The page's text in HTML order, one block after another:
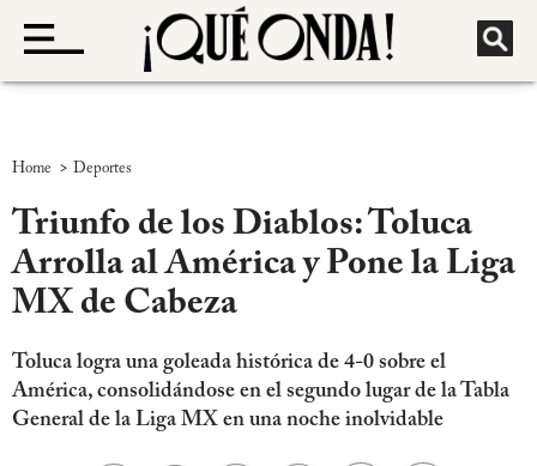
Home > Deportes
Triunfo de los Diablos: Toluca
Arrolla al América y Pone la Liga
MX de Cabeza
Toluca logra una goleada histórica de 4-0 sobre el
América, consolidándose en el segundo lugar de la Tabla
General de la Liga MX en una noche inolvidable